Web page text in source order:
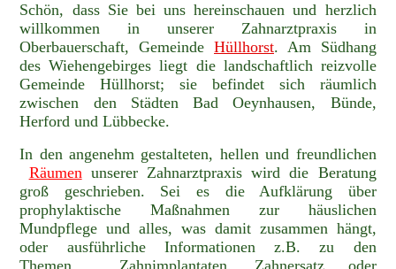
Schön, dass Sie bei uns hereinschauen und herzlich
willkommen in unserer Zahnarztpraxis in
Oberbauerschaft, Gemeinde Hüllhorst. Am Südhang
des Wiehengebirges liegt die landschaftlich reizvolle
Gemeinde Hüllhorst; sie befindet sich räumlich
zwischen den Städten Bad Oeynhausen, Bünde,
Herford und Lübbecke.
In den angenehm gestalteten, hellen und freundlichen
Räumenunserer Zahnarztpraxis wird die Beratung
groß geschrieben. Sei es die Aufklärung über
prophylaktische Maßnahmen zur häuslichen
Mundpflege und alles, was damit zusammen hängt,
oder ausführliche Informationen z.B. zu den